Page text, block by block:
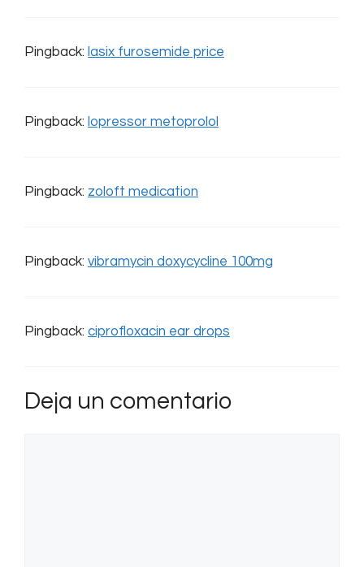
Pingback: lasix furosemide price
Pingback: lopressor metoprolol
Pingback: zoloft medication
Pingback: vibramycin doxycycline 100mg
Pingback: ciprofloxacin ear drops
Deja un comentario